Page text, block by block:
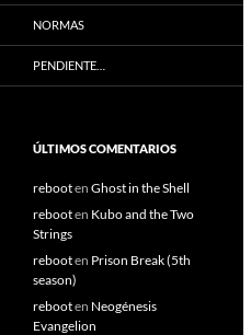
NORMAS
PENDIENTE…
ÚLTIMOS COMENTARIOS
rebooten Ghost in the Shell
rebooten Kubo and the Two
Strings
rebooten Prison Break (5th
season)
rebooten Neogénesis
Evangelion